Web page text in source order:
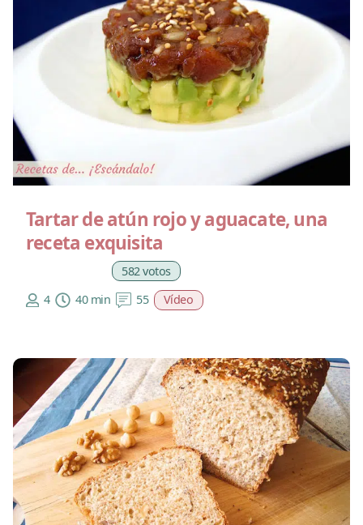
Tartar de atún rojo y aguacate, una
receta exquisita
582 votos
4
40 min 55 Vídeo